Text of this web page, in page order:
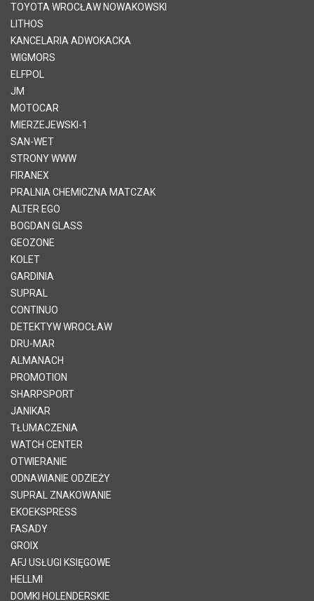
TOYOTA WROCŁAW NOWAKOWSKI
LITHOS
KANCELARIA ADWOKACKA
WIGMORS
ELFPOL
JM
MOTOCAR
MIERZEJEWSKI-1
SAN-WET
STRONY WWW
FIRANEX
PRALNIA CHEMICZNA MATCZAK
ALTER EGO
BOGDAN GLASS
GEOZONE
KOLET
GARDINIA
SUPRAL
CONTINUO
DETEKTYW WROCŁAW
DRU-MAR
ALMANACH
PROMOTION
SHARPSPORT
JANIKAR
TŁUMACZENIA
WATCH CENTER
OTWIERANIE
ODNAWIANIE ODZIEŻY
SUPRAL ZNAKOWANIE
EKOEKSPRESS
FASADY
GROIX
AFJ USŁUGI KSIĘGOWE
HELLMI
DOMKI HOLENDERSKIE